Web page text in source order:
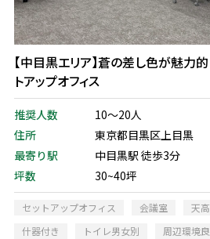
【中目黒エリア】蒼の差し色が魅力的
トアップオフィス
推奨人数
10～20人
住所
東京都目黒区上目黒
最寄り駅
中目黒駅 徒歩3分
坪数
30~40坪
セットアップオフィス 会議室 天
什器付き
トイレ男女別 周辺環境